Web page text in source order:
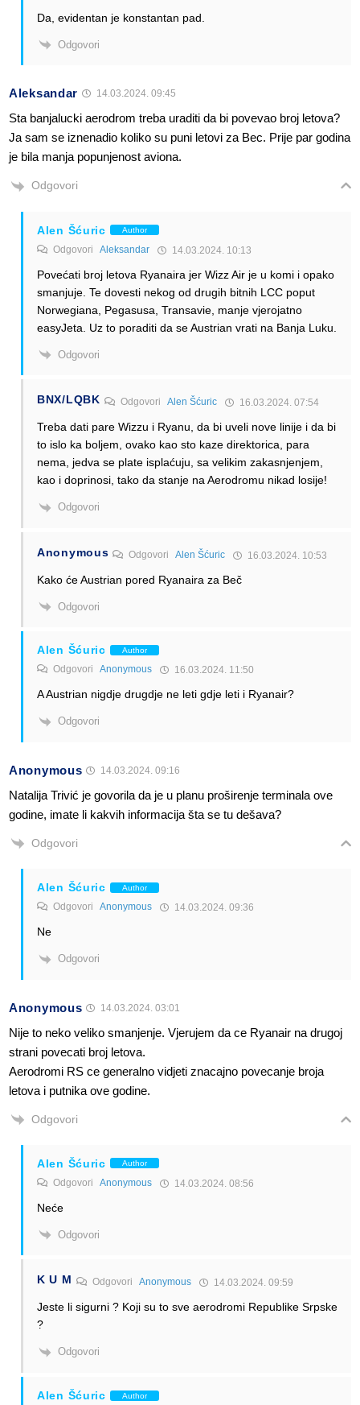
Da, evidentan je konstantan pad.
Odgovori
Aleksandar 14.03.2024. 09:45
Sta banjalucki aerodrom treba uraditi da bi povevao broj letova?
Ja sam se iznenadio koliko su puni letovi za Bec. Prije par godina
je bila manja popunjenost aviona.
Odgovori
Alen Šćuric Author
Odgovori Aleksandar 14.03.2024. 10:13
Povećati broj letova Ryanaira jer Wizz Air je u komi i opako
smanjuje. Te dovesti nekog od drugih bitnih LCC poput
Norwegiana, Pegasusa, Transavie, manje vjerojatno
easyJeta. Uz to poraditi da se Austrian vrati na Banja Luku.
Odgovori
BNX/LQBK Odgovori Alen Šćuric 16.03.2024. 07:54
Treba dati pare Wizzu i Ryanu, da bi uveli nove linije i da bi
to islo ka boljem, ovako kao sto kaze direktorica, para
nema, jedva se plate isplaćuju, sa velikim zakasnjenjem,
kao i doprinosi, tako da stanje na Aerodromu nikad losije!
Odgovori
Anonymous OdgovoriAlen Šćuric 16.03.2024. 10:53
Kako će Austrian pored Ryanaira za Beč
Odgovori
Alen Šćuric Author
Odgovori Anonymous 16.03.2024. 11:50
A Austrian nigdje drugdje ne leti gdje leti i Ryanair?
Odgovori
Anonymous 14.03.2024. 09:16
Natalija Trivić je govorila da je u planu proširenje terminala ove
godine, imate li kakvih informacija šta se tu dešava?
Odgovori
Alen Šćuric Author
Odgovori Anonymous 14.03.2024. 09:36
Ne
Odgovori
Anonymous 14.03.2024. 03:01
Nije to neko veliko smanjenje. Vjerujem da ce Ryanair na drugoj
strani povecati broj letova.
Aerodromi RS ce generalno vidjeti znacajno povecanje broja
letova i putnika ove godine.
Odgovori
Alen Šćuric Author
Odgovori Anonymous 14.03.2024. 08:56
Neće
Odgovori
K U M Odgovori Anonymous 14.03.2024. 09:59
Jeste li sigurni ? Koji su to sve aerodromi Republike Srpske
?
Odgovori
Alen Šćuric Author